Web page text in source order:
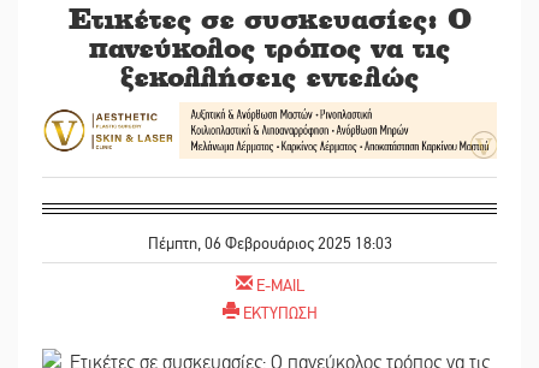
Ετικέτες σε συσκευασίες: Ο
πανεύκολος τρόπος να τις
ξεκολλήσεις εντελώς
Πέμπτη, 06 Φεβρουάριος 2025 18:03
E-MAIL
ΕΚΤΥΠΩΣΗ